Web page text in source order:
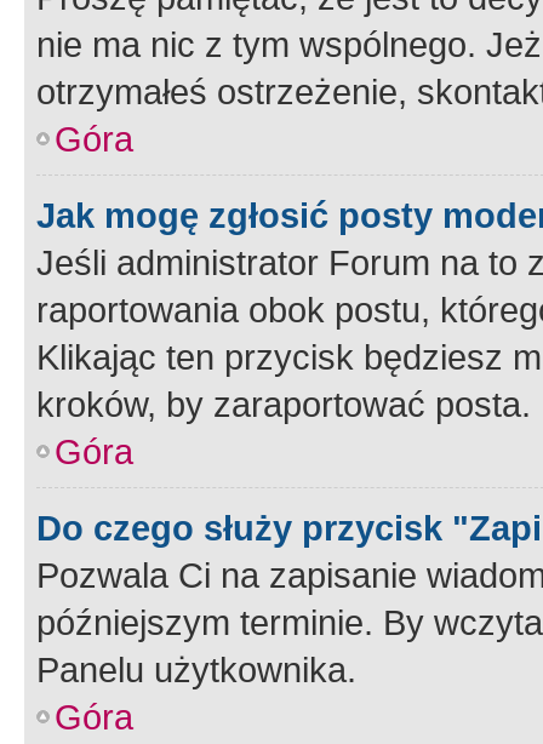
nie ma nic z tym wspólnego.
otrzymałeś ostrzeżenie,
Góra
Jak mogę zgłosić posty
Jeśli administrator Forum na to
raportowania obok postu,
Klikając ten przycisk będziesz
kroków, by zaraportować posta.
Góra
Do czego służy przycisk
Pozwala Ci na zapisanie
późniejszym terminie. By
Panelu użytkownika.
Góra